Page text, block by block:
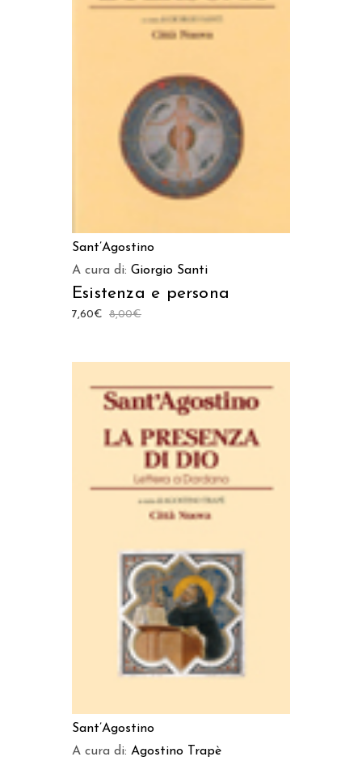
Sant’Agostino
A cura di: Giorgio Santi
Esistenza e persona
8,00€
7,60€
Sant’Agostino
A cura di: Agostino Trapè